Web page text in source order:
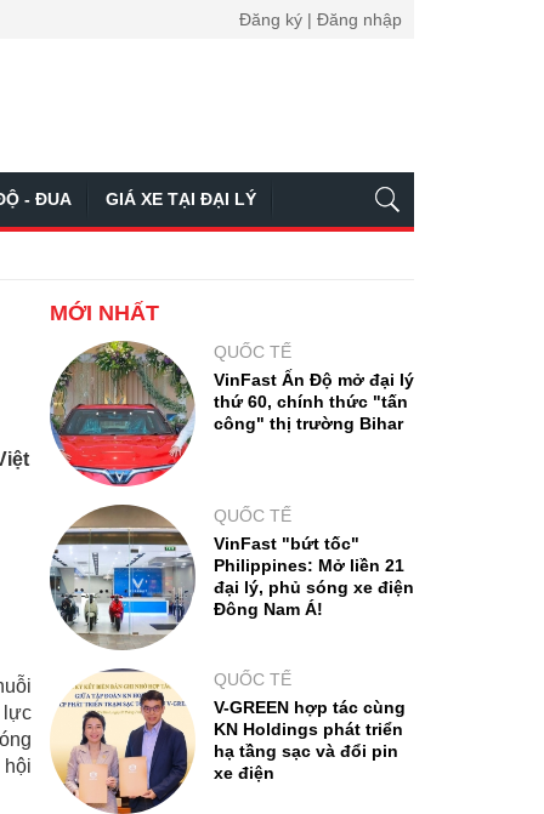
Đăng ký | Đăng nhập
- ĐUA GIÁ XE TẠI ĐẠI LÝ
lực
MỚI NHẤT
QUỐC TẾ
VinFast Ấn Độ mở đại lý
thứ 60, chính thức "tấn
công" thị trường Bihar
QUỐC TẾ
VinFast "bứt tốc"
Philippines: Mở liền 21
đại lý, phủ sóng xe điện
Đông Nam Á!
QUỐC TẾ
V-GREEN hợp tác cùng
KN Holdings phát triển
hạ tầng sạc và đổi pin
xe điện